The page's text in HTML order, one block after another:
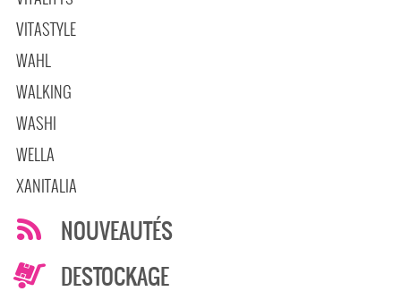
VITASTYLE
WAHL
WALKING
WASHI
WELLA
XANITALIA
NOUVEAUTÉS
DESTOCKAGE